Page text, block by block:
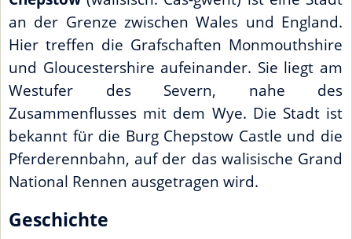
an der Grenze zwischen Wales und England.
Hier treffen die Grafschaften Monmouthshire
und Gloucestershire aufeinander. Sie liegt am
Westufer des Severn, nahe des
Zusammenflusses mit dem Wye. Die Stadt ist
bekannt für die Burg Chepstow Castle und die
Pferderennbahn, auf der das walisische Grand
National Rennen ausgetragen wird.
Geschichte